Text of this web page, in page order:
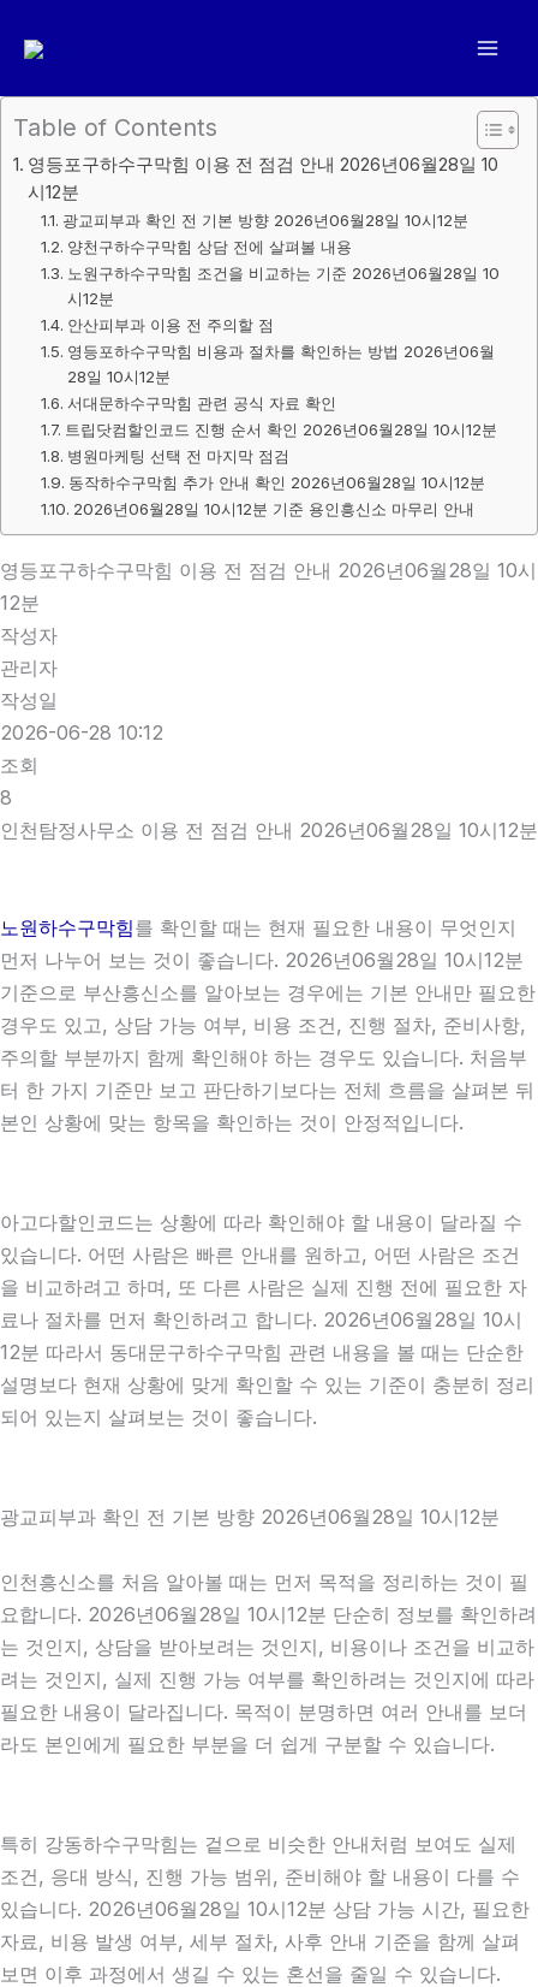
너
Table of Contents
영등포구하수구막힘 이용 전 점검 안내 2026년06월28일 10
시12분
광교피부과 확인 전 기본 방향 2026년06월28일 10시12분
양천구하수구막힘 상담 전에 살펴볼 내용
노원구하수구막힘 조건을 비교하는 기준 2026년06월28일 10
시12분
안산피부과 이용 전 주의할 점
영등포하수구막힘 비용과 절차를 확인하는 방법 2026년06월
28일 10시12분
서대문하수구막힘 관련 공식 자료 확인
트립닷컴할인코드 진행 순서 확인 2026년06월28일 10시12분
병원마케팅 선택 전 마지막 점검
동작하수구막힘 추가 안내 확인 2026년06월28일 10시12분
2026년06월28일 10시12분 기준 용인흥신소 마무리 안내
영등포구하수구막힘 이용 전 점검 안내 2026년06월28일 10시
12분
작성자
관리자
작성일
2026-06-28 10:12
조회
8
인천탐정사무소 이용 전 점검 안내 2026년06월28일 10시12분
노원하수구막힘를 확인할 때는 현재 필요한 내용이 무엇인지
먼저 나누어 보는 것이 좋습니다. 2026년06월28일 10시12분
기준으로 부산흥신소를 알아보는 경우에는 기본 안내만 필요한
경우도 있고, 상담 가능 여부, 비용 조건, 진행 절차, 준비사항,
주의할 부분까지 함께 확인해야 하는 경우도 있습니다. 처음부
터 한 가지 기준만 보고 판단하기보다는 전체 흐름을 살펴본 뒤
본인 상황에 맞는 항목을 확인하는 것이 안정적입니다.
아고다할인코드는 상황에 따라 확인해야 할 내용이 달라질 수
있습니다. 어떤 사람은 빠른 안내를 원하고, 어떤 사람은 조건
을 비교하려고 하며, 또 다른 사람은 실제 진행 전에 필요한 자
료나 절차를 먼저 확인하려고 합니다. 2026년06월28일 10시
12분 따라서 동대문구하수구막힘 관련 내용을 볼 때는 단순한
설명보다 현재 상황에 맞게 확인할 수 있는 기준이 충분히 정리
되어 있는지 살펴보는 것이 좋습니다.
광교피부과 확인 전 기본 방향 2026년06월28일 10시12분
인천흥신소를 처음 알아볼 때는 먼저 목적을 정리하는 것이 필
요합니다. 2026년06월28일 10시12분 단순히 정보를 확인하려
는 것인지, 상담을 받아보려는 것인지, 비용이나 조건을 비교하
려는 것인지, 실제 진행 가능 여부를 확인하려는 것인지에 따라
필요한 내용이 달라집니다. 목적이 분명하면 여러 안내를 보더
라도 본인에게 필요한 부분을 더 쉽게 구분할 수 있습니다.
특히 강동하수구막힘는 겉으로 비슷한 안내처럼 보여도 실제
조건, 응대 방식, 진행 가능 범위, 준비해야 할 내용이 다를 수
있습니다. 2026년06월28일 10시12분 상담 가능 시간, 필요한
자료, 비용 발생 여부, 세부 절차, 사후 안내 기준을 함께 살펴
보면 이후 과정에서 생길 수 있는 혼선을 줄일 수 있습니다.